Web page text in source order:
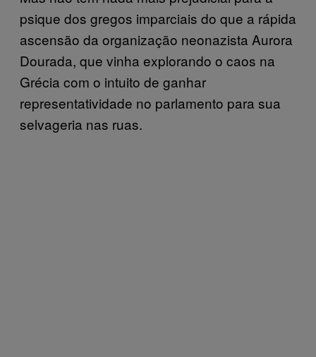
psique dos gregos imparciais do que a rápida
ascensão da organização neonazista Aurora
Dourada, que vinha explorando o caos na
Grécia com o intuito de ganhar
representatividade no parlamento para sua
selvageria nas ruas.